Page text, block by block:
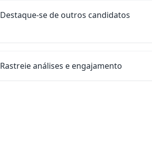
Destaque-se de outros candidatos
Rastreie análises e engajamento